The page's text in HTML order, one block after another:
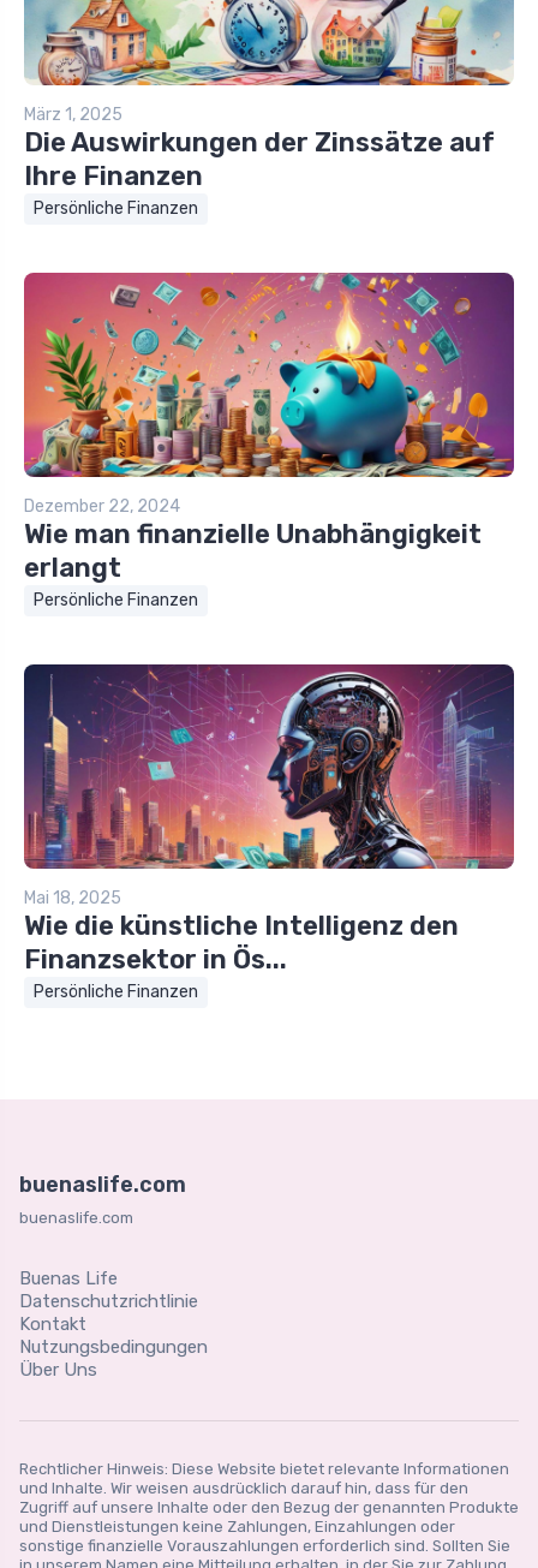
März 1, 2025
Die Auswirkungen der Zinssätze auf
Ihre Finanzen
Persönliche Finanzen
Dezember 22, 2024
Wie man finanzielle Unabhängigkeit
erlangt
Persönliche Finanzen
Mai 18, 2025
Wie die künstliche Intelligenz den
Finanzsektor in Ös...
Persönliche Finanzen
buenaslife.com
buenaslife.com
Buenas Life
Datenschutzrichtlinie
Kontakt
Nutzungsbedingungen
Über Uns
Rechtlicher Hinweis: Diese Website bietet relevante Informationen
und Inhalte. Wir weisen ausdrücklich darauf hin, dass für den
Zugriff auf unsere Inhalte oder den Bezug der genannten Produkte
und Dienstleistungen keine Zahlungen, Einzahlungen oder
sonstige finanzielle Vorauszahlungen erforderlich sind. Sollten Sie